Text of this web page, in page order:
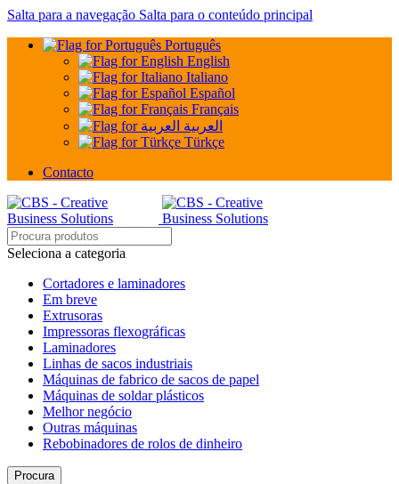
Salta para a navegação Salta para o conteúdo principal
Português
English
Italiano
Español
Français
العربية
Türkçe
Contacto
Seleciona a categoria
Cortadores e laminadores
Em breve
Extrusoras
Impressoras flexográficas
Laminadores
Linhas de sacos industriais
Máquinas de fabrico de sacos de papel
Máquinas de soldar plásticos
Melhor negócio
Outras máquinas
Rebobinadores de rolos de dinheiro
Procura